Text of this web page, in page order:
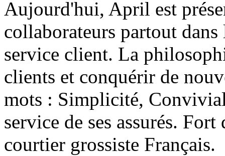
Aujourd'hui, April est
collaborateurs partout
service client. La
clients et conquérir de
mots : Simplicité,
service de ses assurés.
courtier grossiste Français.